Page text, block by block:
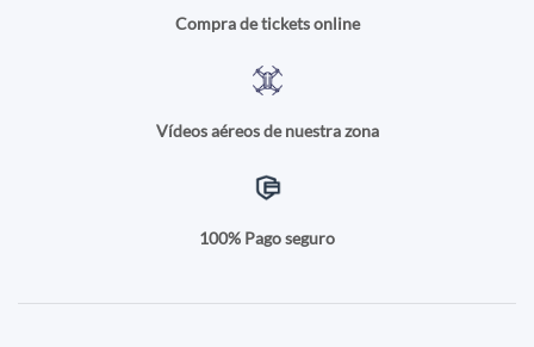
Compra de tickets online
Vídeos aéreos de nuestra zona
100% Pago seguro